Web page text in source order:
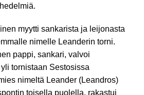
myytti sankarista ja leijonasta
nimelle Leanderin torni.
pappi, sankari, valvoi
tornistaan Sestosissa
nimeltä Leander (Leandros)
toisella puolella, rakastui